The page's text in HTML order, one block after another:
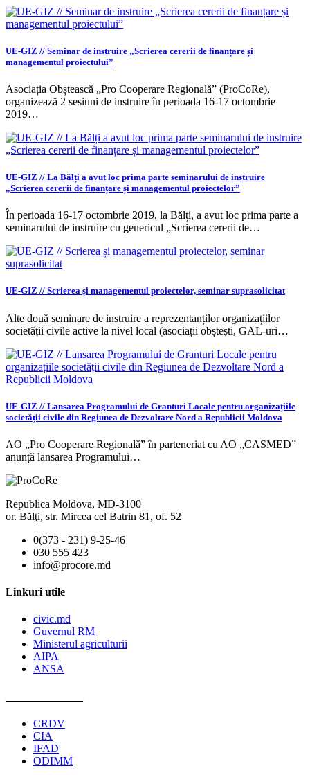
UE-GIZ // Seminar de instruire „Scrierea cererii de finanțare și
managementul proiectului”
Asociația Obștească „Pro Cooperare Regională” (ProCoRe),
organizează 2 sesiuni de instruire în perioada 16-17 octombrie
2019…
UE-GIZ // La Bălți a avut loc prima parte seminarului de instruire
„Scrierea cererii de finanțare și managementul proiectelor”
În perioada 16-17 octombrie 2019, la Bălți, a avut loc prima parte a
seminarului de instruire cu genericul „Scrierea cererii de…
UE-GIZ // Scrierea și managementul proiectelor, seminar suprasolicitat
Alte două seminare de instruire a reprezentanților organizațiilor
societății civile active la nivel local (asociații obștești, GAL-uri…
UE-GIZ // Lansarea Programului de Granturi Locale pentru organizațiile
societății civile din Regiunea de Dezvoltare Nord a Republicii Moldova
AO „Pro Cooperare Regională” în parteneriat cu AO „CASMED”
anunță lansarea Programului…
Republica Moldova, MD-3100
or. Bălţi, str. Mircea cel Batrin 81, of. 52
0(373 - 231) 9-25-46
030 555 423
info@procore.md
Linkuri utile
civic.md
Guvernul RM
Ministerul agriculturii
AIPA
ANSA
CRDV
CIA
IFAD
ODIMM